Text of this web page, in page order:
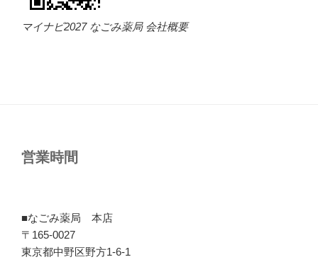
マイナビ2027 なごみ薬局 会社概要
営業時間
■なごみ薬局 本店
〒165-0027
東京都中野区野方1-6-1